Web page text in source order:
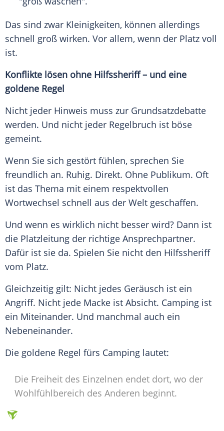
Das sind zwar Kleinigkeiten, können allerdings
schnell groß wirken. Vor allem, wenn der Platz voll
ist.
Konflikte lösen ohne Hilfssheriff – und eine
goldene Regel
Nicht jeder Hinweis muss zur Grundsatzdebatte
werden. Und nicht jeder Regelbruch ist böse
gemeint.
Wenn Sie sich gestört fühlen, sprechen Sie
freundlich an. Ruhig. Direkt. Ohne Publikum. Oft
ist das Thema mit einem respektvollen
Wortwechsel schnell aus der Welt geschaffen.
Und wenn es wirklich nicht besser wird? Dann ist
die Platzleitung der richtige Ansprechpartner.
Dafür ist sie da. Spielen Sie nicht den Hilfssheriff
vom Platz.
Gleichzeitig gilt: Nicht jedes Geräusch ist ein
Angriff. Nicht jede Macke ist Absicht. Camping ist
ein Miteinander. Und manchmal auch ein
Nebeneinander.
Die goldene Regel fürs Camping lautet:
Die Freiheit des Einzelnen endet dort, wo der
Wohlfühlbereich des Anderen beginnt.